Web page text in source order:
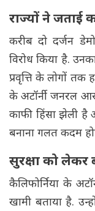
राज्यों ने जताई
करीब दो दर्जन
विरोध किया है.
प्रवृत्ति के लोगों
के अटॉर्नी जनरल
काफी हिंसा झेली
बनाना गलत कदम
सुरक्षा को लेकर
कैलिफोर्निया के
खामी बताया है.